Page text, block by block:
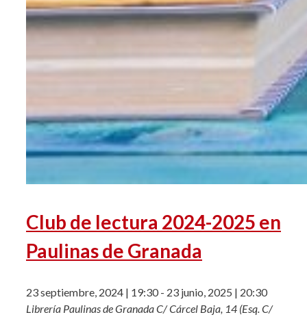
Club de lectura 2024-2025 en
Paulinas de Granada
23 septiembre, 2024 | 19:30- 23 junio, 2025 | 20:30
Librería Paulinas de GranadaC/ Cárcel Baja, 14 (Esq. C/